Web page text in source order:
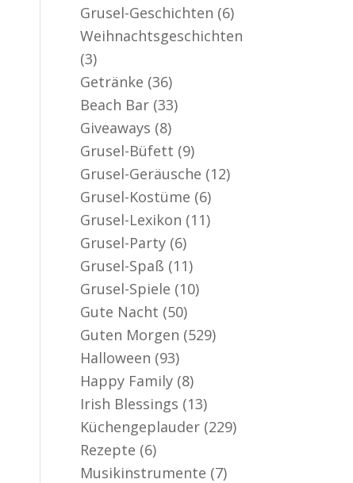
Grusel-Geschichten (6)
Weihnachtsgeschichten
(3)
Getränke (36)
Beach Bar (33)
Giveaways (8)
Grusel-Büfett (9)
Grusel-Geräusche (12)
Grusel-Kostüme (6)
Grusel-Lexikon (11)
Grusel-Party (6)
Grusel-Spaß (11)
Grusel-Spiele (10)
Gute Nacht (50)
Guten Morgen (529)
Halloween (93)
Happy Family (8)
Irish Blessings (13)
Küchengeplauder (229)
Rezepte (6)
Musikinstrumente (7)